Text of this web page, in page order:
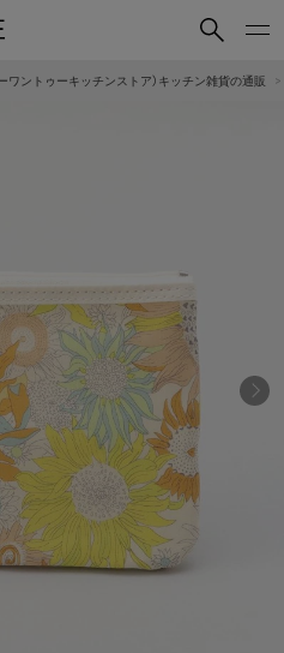
公式SNSアカウント
Mail Magazine YouTube
ーワントゥーキッチンストア）キッチン雑貨の通販